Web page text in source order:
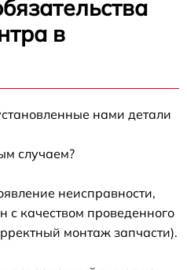
в
нами детали
случаем?
неисправности,
с качеством проведенного
монтаж запчасти).